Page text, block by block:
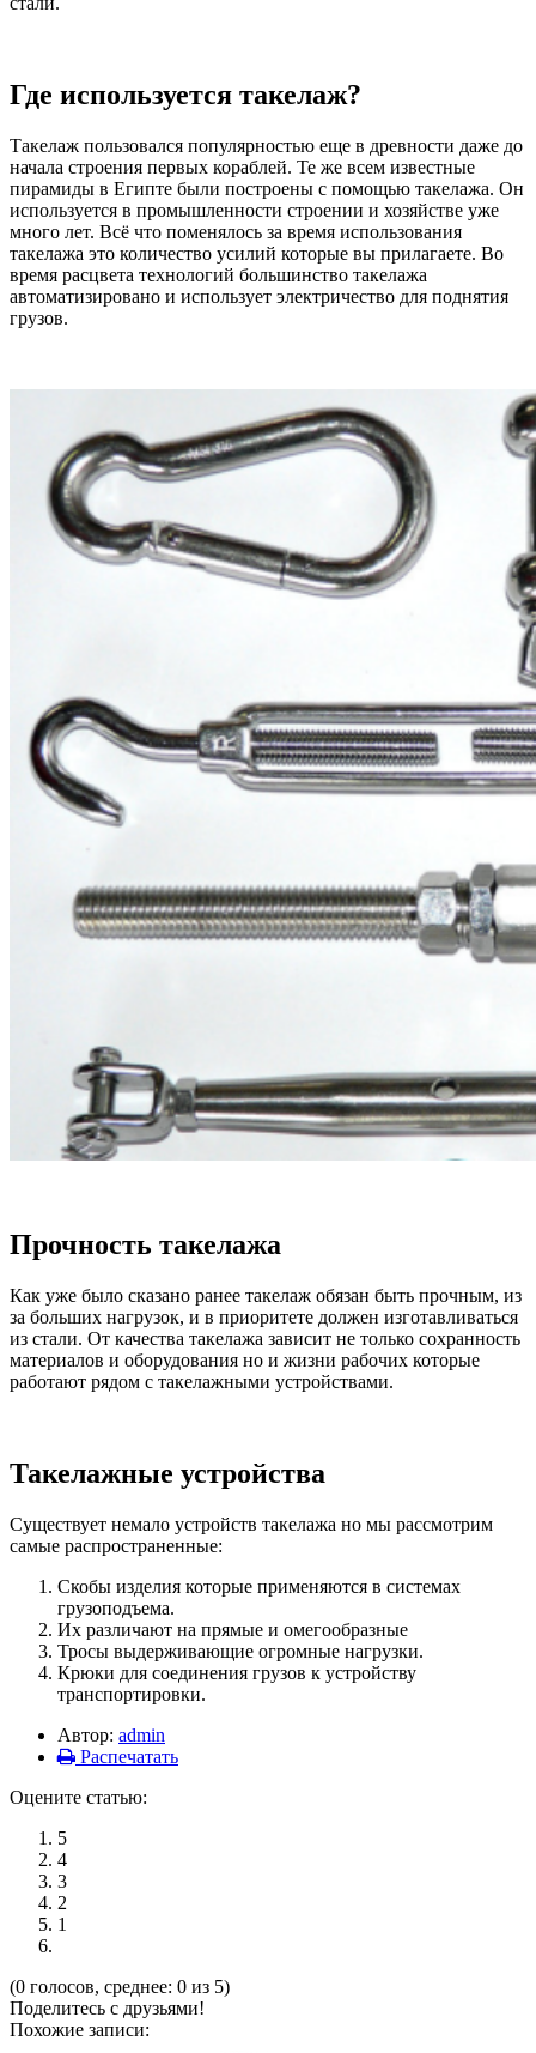
Где используется такелаж?
Такелаж пользовался популярностью еще в древности даже до
начала строения первых кораблей. Те же всем известные
пирамиды в Египте были построены с помощью такелажа. Он
используется в промышленности строении и хозяйстве уже
много лет. Всё что поменялось за время использования
такелажа это количество усилий которые вы прилагаете. Во
время расцвета технологий большинство такелажа
автоматизировано и использует электричество для поднятия
грузов.
Прочность такелажа
Как уже было сказано ранее такелаж обязан быть прочным, из
за больших нагрузок, и в приоритете должен изготавливаться
из стали. От качества такелажа зависит не только сохранность
материалов и оборудования но и жизни рабочих которые
работают рядом с такелажными устройствами.
Такелажные устройства
Существует немало устройств такелажа но мы рассмотрим
самые распространенные:
Скобы изделия которые применяются в системах
грузоподъема.
Их различают на прямые и омегообразные
Тросы выдерживающие огромные нагрузки.
Крюки для соединения грузов к устройству
транспортировки.
Автор: admin
Распечатать
Оцените статью:
5
4
3
2
1
(0 голосов, среднее: 0 из 5)
Поделитесь с друзьями!
Похожие записи: